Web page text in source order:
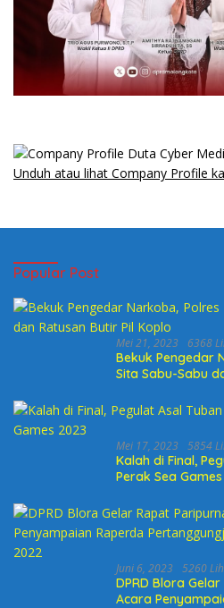
Unduh atau lihat Company Profile
Popular Post
Mei 21, 2023 6368
Bekuk Pengedar
Sita Sabu-Sabu
Mei 17, 2023 5854
Kalah di Final,
Perak Sea
Juni 6, 2023 5260
DPRD Blora
Acara